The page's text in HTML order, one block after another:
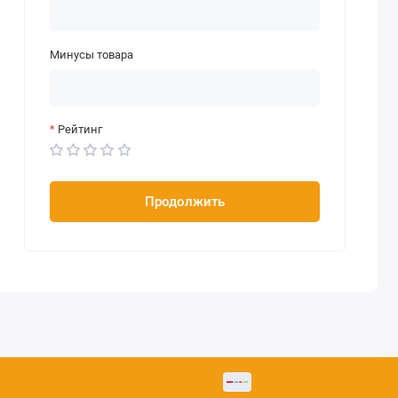
Минусы товара
Рейтинг
Продолжить